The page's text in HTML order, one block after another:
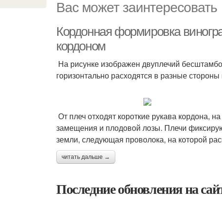
Вас может заинтересовать
Кордонная формировка
кордоном
На рисунке изображен двуплечий
горизонтально расходятся в разные
От плеч отходят короткие рукава кордона,
замещения и плодовой лозы. Плечи
земли, следующая проволока, на которой
читать дальше →
Последние обновления на